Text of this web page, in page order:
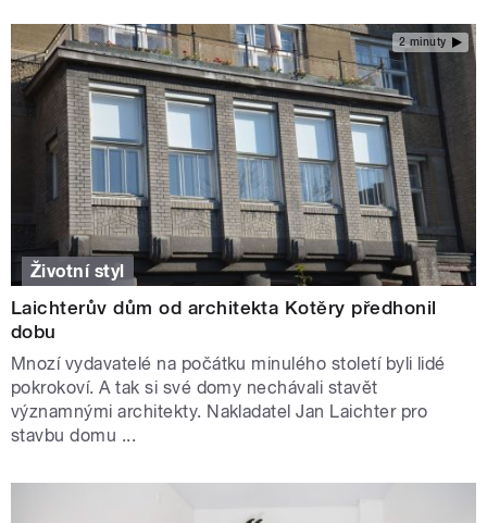
2 minuty
Životní styl
Laichterův dům od architekta Kotěry předhonil
dobu
Mnozí vydavatelé na počátku minulého století byli lidé
pokrokoví. A tak si své domy nechávali stavět
významnými architekty. Nakladatel Jan Laichter pro
stavbu domu ...